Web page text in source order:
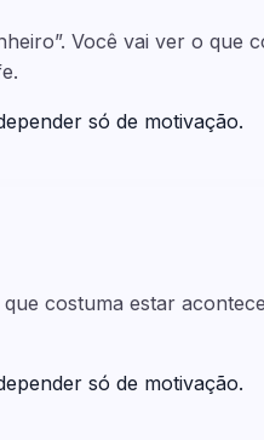
Você vai ver o que
só de motivação.
costuma estar
só de motivação.